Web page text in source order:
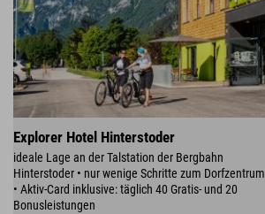
Explorer Hotel Hinterstoder
ideale Lage an der Talstation der Bergbahn
Hinterstoder • nur wenige Schritte zum Dorfzentrum
• Aktiv-Card inklusive: täglich 40 Gratis- und 20
Bonusleistungen